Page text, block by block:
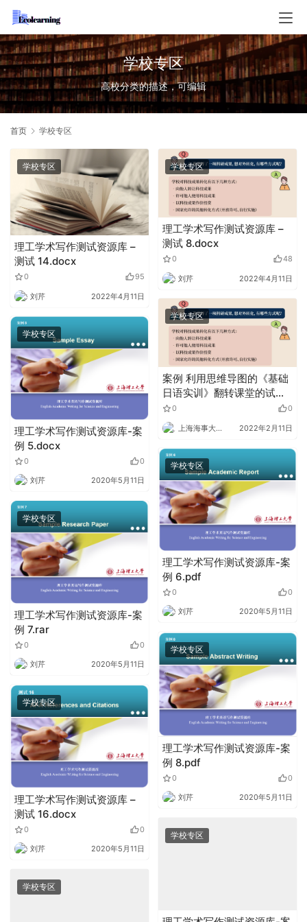
学校专区
高校分类的描述，可编辑
首页 学校专区
学校专区
理工学术写作测试资源库 –
测试 14.docx
0 95
刘芹 2022年4月11日
学校专区
理工学术写作测试资源库 –
测试 8.docx
0 48
刘芹 2022年4月11日
学校专区
案例 利用思维导图的《基础
日语实训》翻转课堂的试
验.docx
0 0
上海海事大学外语 2022年2月11日
学校专区
理工学术写作测试资源库-案
例 5.docx
0 0
刘芹 2020年5月11日
学校专区
理工学术写作测试资源库-案
例 6.pdf
0 0
刘芹 2020年5月11日
学校专区
理工学术写作测试资源库-案
例 7.rar
0 0
刘芹 2020年5月11日
学校专区
理工学术写作测试资源库-案
例 8.pdf
0 0
刘芹 2020年5月11日
学校专区
理工学术写作测试资源库 –
测试 16.docx
0 0
刘芹 2020年5月11日
学校专区
学校专区